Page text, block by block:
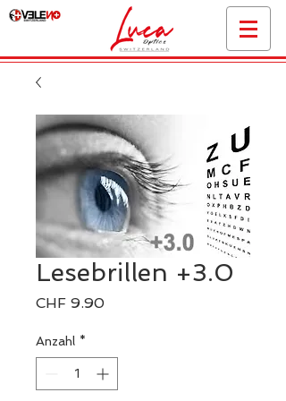
Lesebrillen +3.0
CHF 9.90Preis
Anzahl *